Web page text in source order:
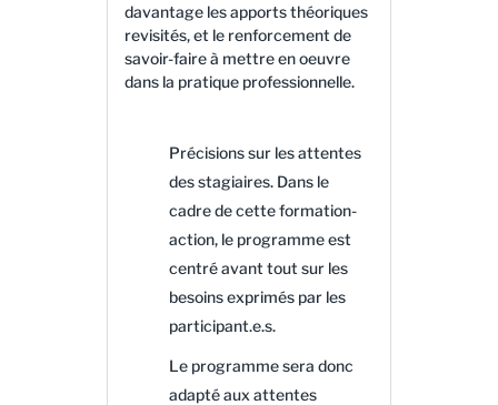
davantage les apports théoriques
revisités, et le renforcement de
savoir-faire à mettre en oeuvre
dans la pratique professionnelle.
Précisions sur les attentes
des stagiaires. Dans le
cadre de cette formation-
action, le programme est
centré avant tout sur les
besoins exprimés par les
participant.e.s.
​​​​​​Le programme sera donc
adapté aux attentes